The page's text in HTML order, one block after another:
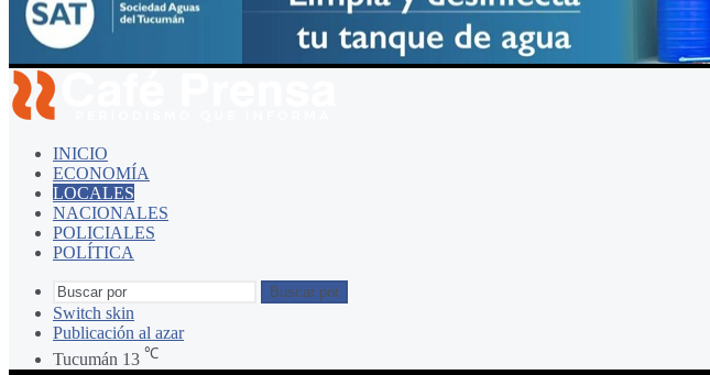
INICIO
ECONOMÍA
LOCALES
NACIONALES
POLICIALES
POLÍTICA
Buscar por
Switch skin
Publicación al azar
Tucumán 13 ℃